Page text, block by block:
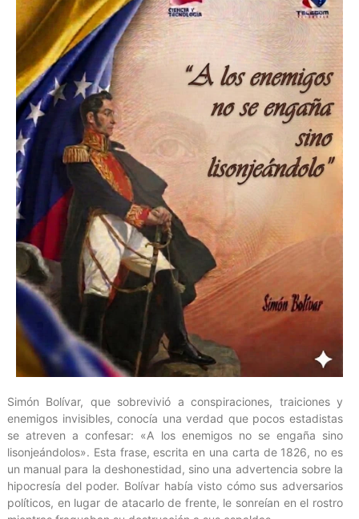
Simón Bolívar, que sobrevivió a conspiraciones, traiciones y
enemigos invisibles, conocía una verdad que pocos estadistas
se atreven a confesar: «A los enemigos no se engaña sino
lisonjeándolos». Esta frase, escrita en una carta de 1826, no es
un manual para la deshonestidad, sino una advertencia sobre la
hipocresía del poder. Bolívar había visto cómo sus adversarios
políticos, en lugar de atacarlo de frente, le sonreían en el rostro